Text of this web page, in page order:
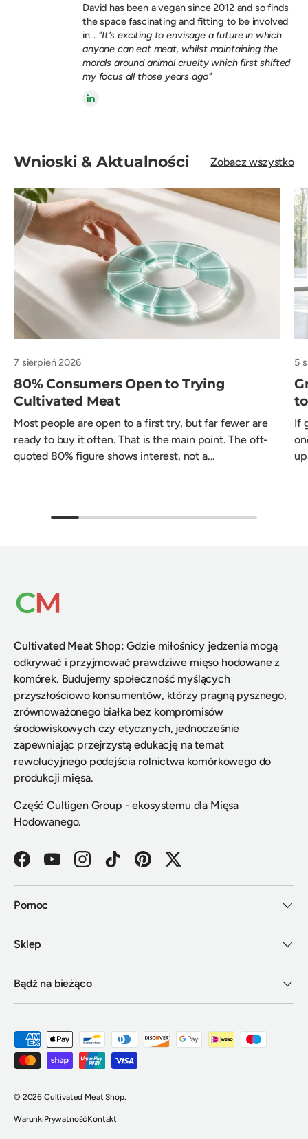
David has been a vegan since 2012 and so finds
the space fascinating and fitting to be involved
in... "It's exciting to envisage a future in which
anyone can eat meat, whilst maintaining the
morals around animal cruelty which first shifted
my focus all those years ago"
Wnioski & Aktualności Zobacz wszystko
7 sierpień 2026
80% Consumers Open to Trying
Cultivated Meat
Most people are open to a first try, but far fewer are
ready to buy it often. That is the main point. The oft-
quoted 80% figure shows interest, not a...
5
If
Cultivated Meat Shop: Gdzie miłośnicy jedzenia mogą
odkrywać i przyjmować prawdziwe mięso hodowane z
komórek. Budujemy społeczność myślących
przyszłościowo konsumentów, którzy pragną pysznego,
zrównoważonego białka bez kompromisów
środowiskowych czy etycznych, jednocześnie
zapewniając przejrzystą edukację na temat
rewolucyjnego podejścia rolnictwa komórkowego do
produkcji mięsa.
CzęśćCultigen Group - ekosystemu dla Mięsa
Hodowanego.
FacebookYouTubeInstagramTikTokPinterestTwitter
Pomoc
Sklep
Bądź na bieżąco
Metody płatności akceptowane
© 2026 Cultivated Meat Shop.
WarunkiPrywatnośćKontakt